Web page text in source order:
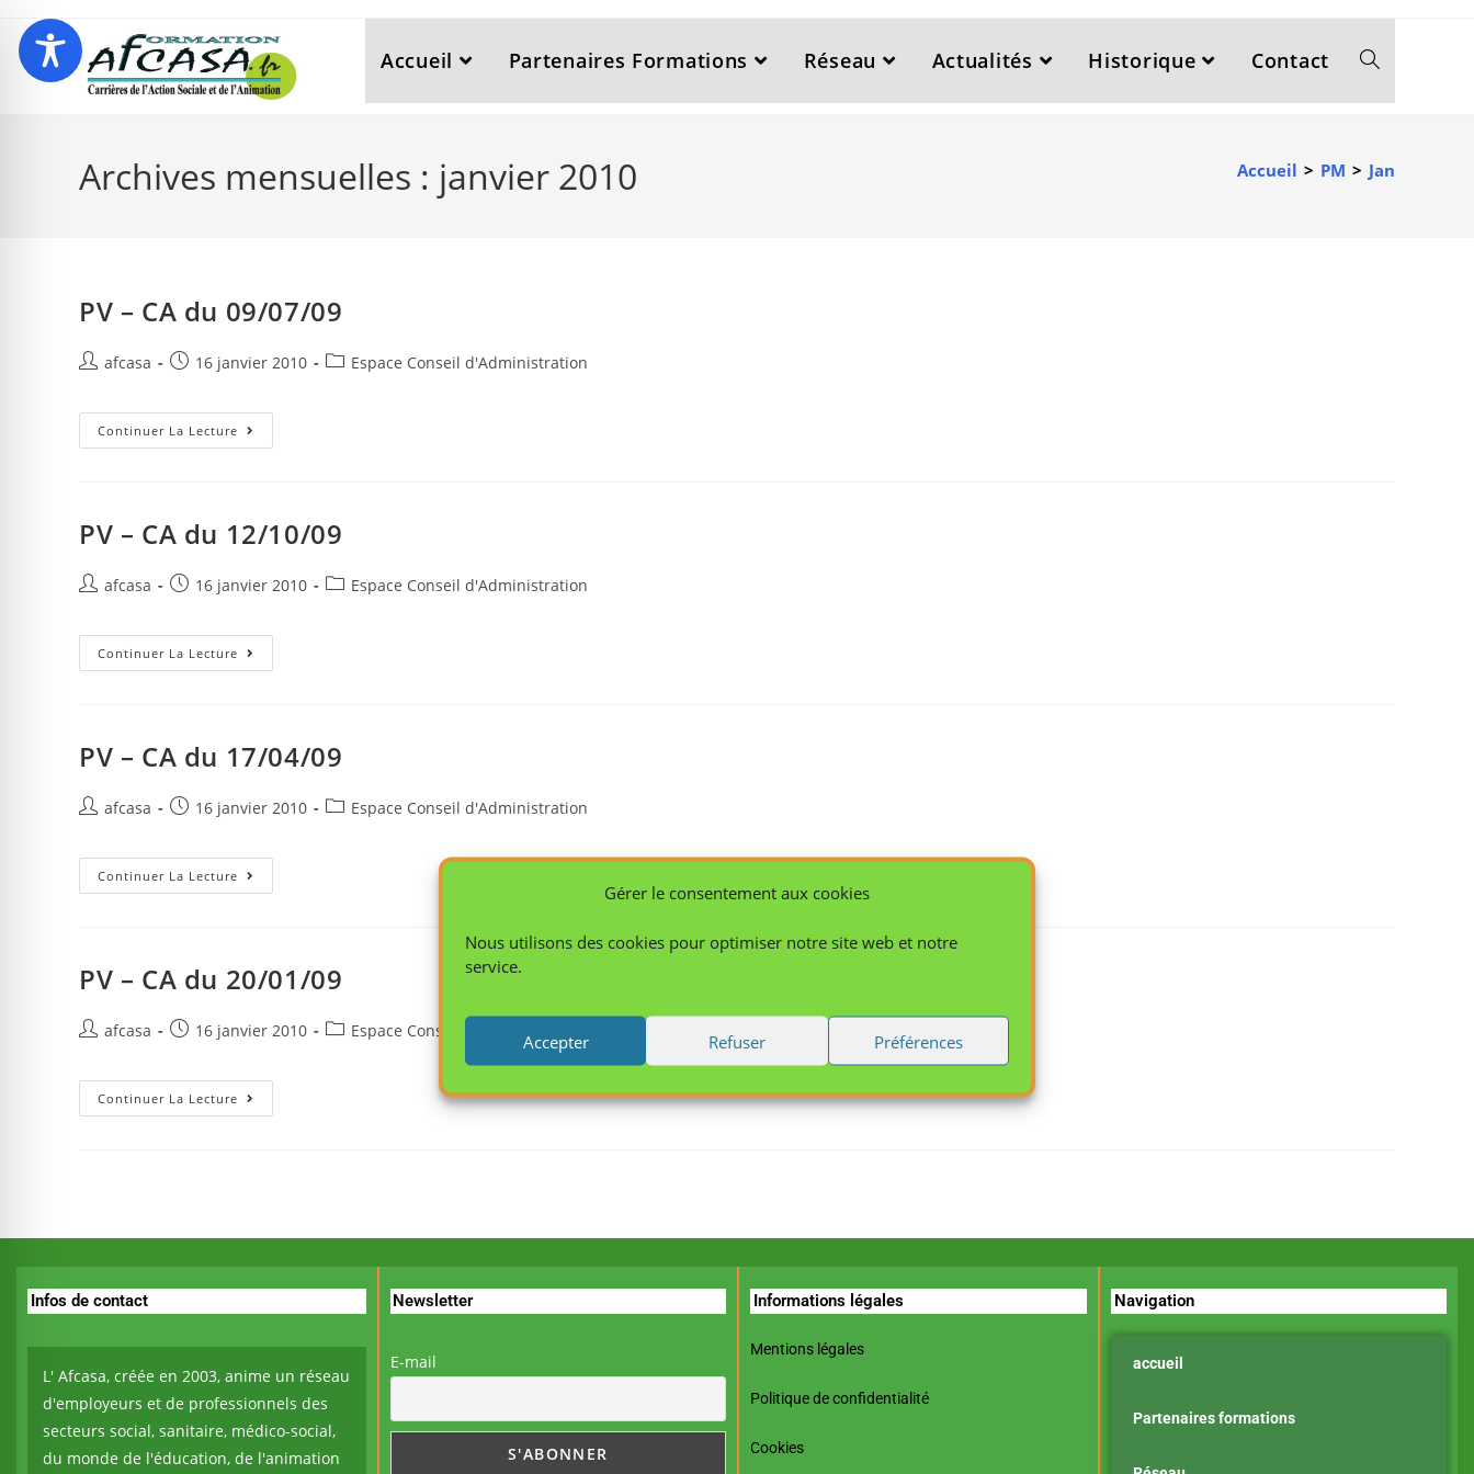
Gérer le consentement aux cookies
Nous utilisons des cookies pour optimiser notre site web et notre
service.
Accepter Refuser Préférences
Accueil Partenaires Formations Réseau Actualités Historique Contact
Archives mensuelles : janvier 2010 Accueil > PM > Jan
PV – CA du 09/07/09
afcasa 16 janvier 2010 Espace Conseil d'Administration
Continuer La Lecture
PV – CA du 12/10/09
afcasa 16 janvier 2010 Espace Conseil d'Administration
Continuer La Lecture
PV – CA du 17/04/09
afcasa 16 janvier 2010 Espace Conseil d'Administration
Continuer La Lecture
PV – CA du 20/01/09
afcasa 16 janvier 2010 Espace Conseil d'Administration
Continuer La Lecture
Infos de contact
L' Afcasa, créée en 2003, anime un réseau
d'employeurs et de professionnels des
secteurs social, sanitaire, médico-social,
du monde de l'éducation, de l'animation
Newsletter
E-mail
Informations légales
Mentions légales
Politique de confidentialité
Cookies
Navigation
accueil
Partenaires formations